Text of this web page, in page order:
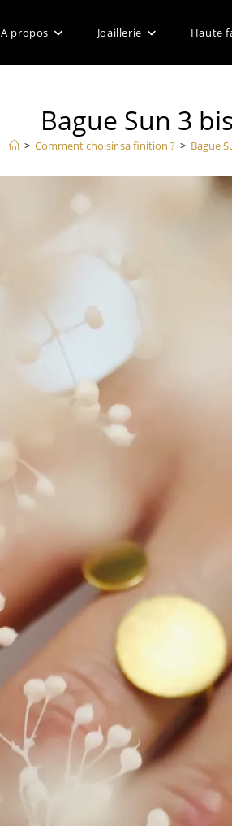
A propos Joaillerie Haute
Bague Sun 3 bis
> Comment choisir sa finition ? > Bague